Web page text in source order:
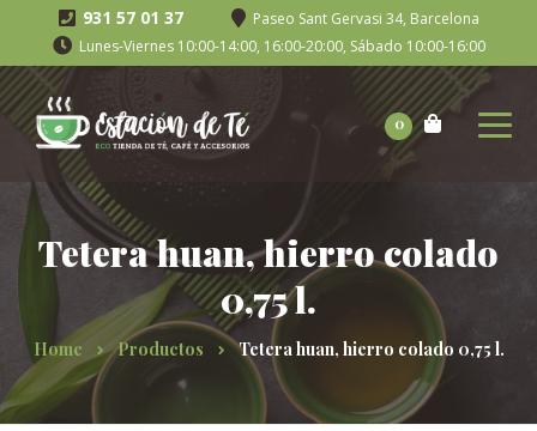
931 57 01 37
Paseo Sant Gervasi 34, Barcelona
Lunes-Viernes 10:00-14:00, 16:00-20:00, Sábado 10:00-16:00
0
Tetera huan, hierro colado
0,75 l.
Home Productos Tetera huan, hierro colado 0,75 l.